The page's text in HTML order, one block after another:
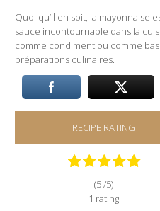
Quoi qu’il en soit, la mayonnaise
sauce incontournable dans la
comme condiment ou comme
préparations culinaires.
RECIPE RATING
(5 /5)
1 rating